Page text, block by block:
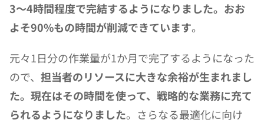
3〜4時間程度で完結するようになりました。おお
よそ90%もの時間が削減できています。
元々1日分の作業量が1か月で完了するようになった
ので、 担当者のリソースに大きな余裕が生まれまし
た。現在はその時間を使って、戦略的な業務に充て
られるようになりました。さらなる最適化に向け